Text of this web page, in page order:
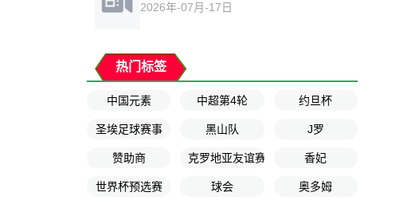
2026年-07月-17日
热门标签
中国元素 中超第4轮 约旦杯
圣埃足球赛事 黑山队 J罗
赞助商 克罗地亚友谊赛 香妃
世界杯预选赛 球会 奥多姆